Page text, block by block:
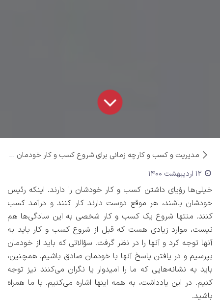
مدیریت و کسب و کارچه زمانی برای شروع کسب و کار خودمان آماده‌ایم؟
12 اردیبهشت 1400
خیلی‌ها رؤیای داشتن کسب و کار خودشان را دارند. اینکه رئیس
خودشان باشند، هر موقع دوست دارند کار کنند و درآمد کسب
کنند. منتها شروع یک کسب و کار شخصی به این سادگی‌ها هم
نیست، موارد زیادی هست که قبل از شروع کسب و کار باید به
آنها توجه کرد و آنها را در نظر گرفت. سؤالاتی که باید از خودمان
بپرسیم و در یافتن پاسخ آنها با خودمان صادق باشیم. همچنین،
باید به نشانه‌هایی که ما را امیدوار یا نگران می‌کنند نیز توجه
کنیم. در این یادداشت، به همه اینها اشاره می‌کنیم. با ما همراه
باشید.